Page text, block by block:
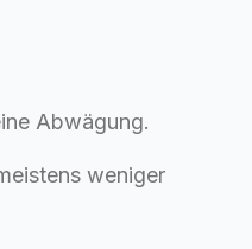
Abwägung.
weniger